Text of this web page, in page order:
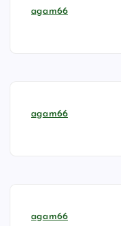
agam66
agam66
agam66